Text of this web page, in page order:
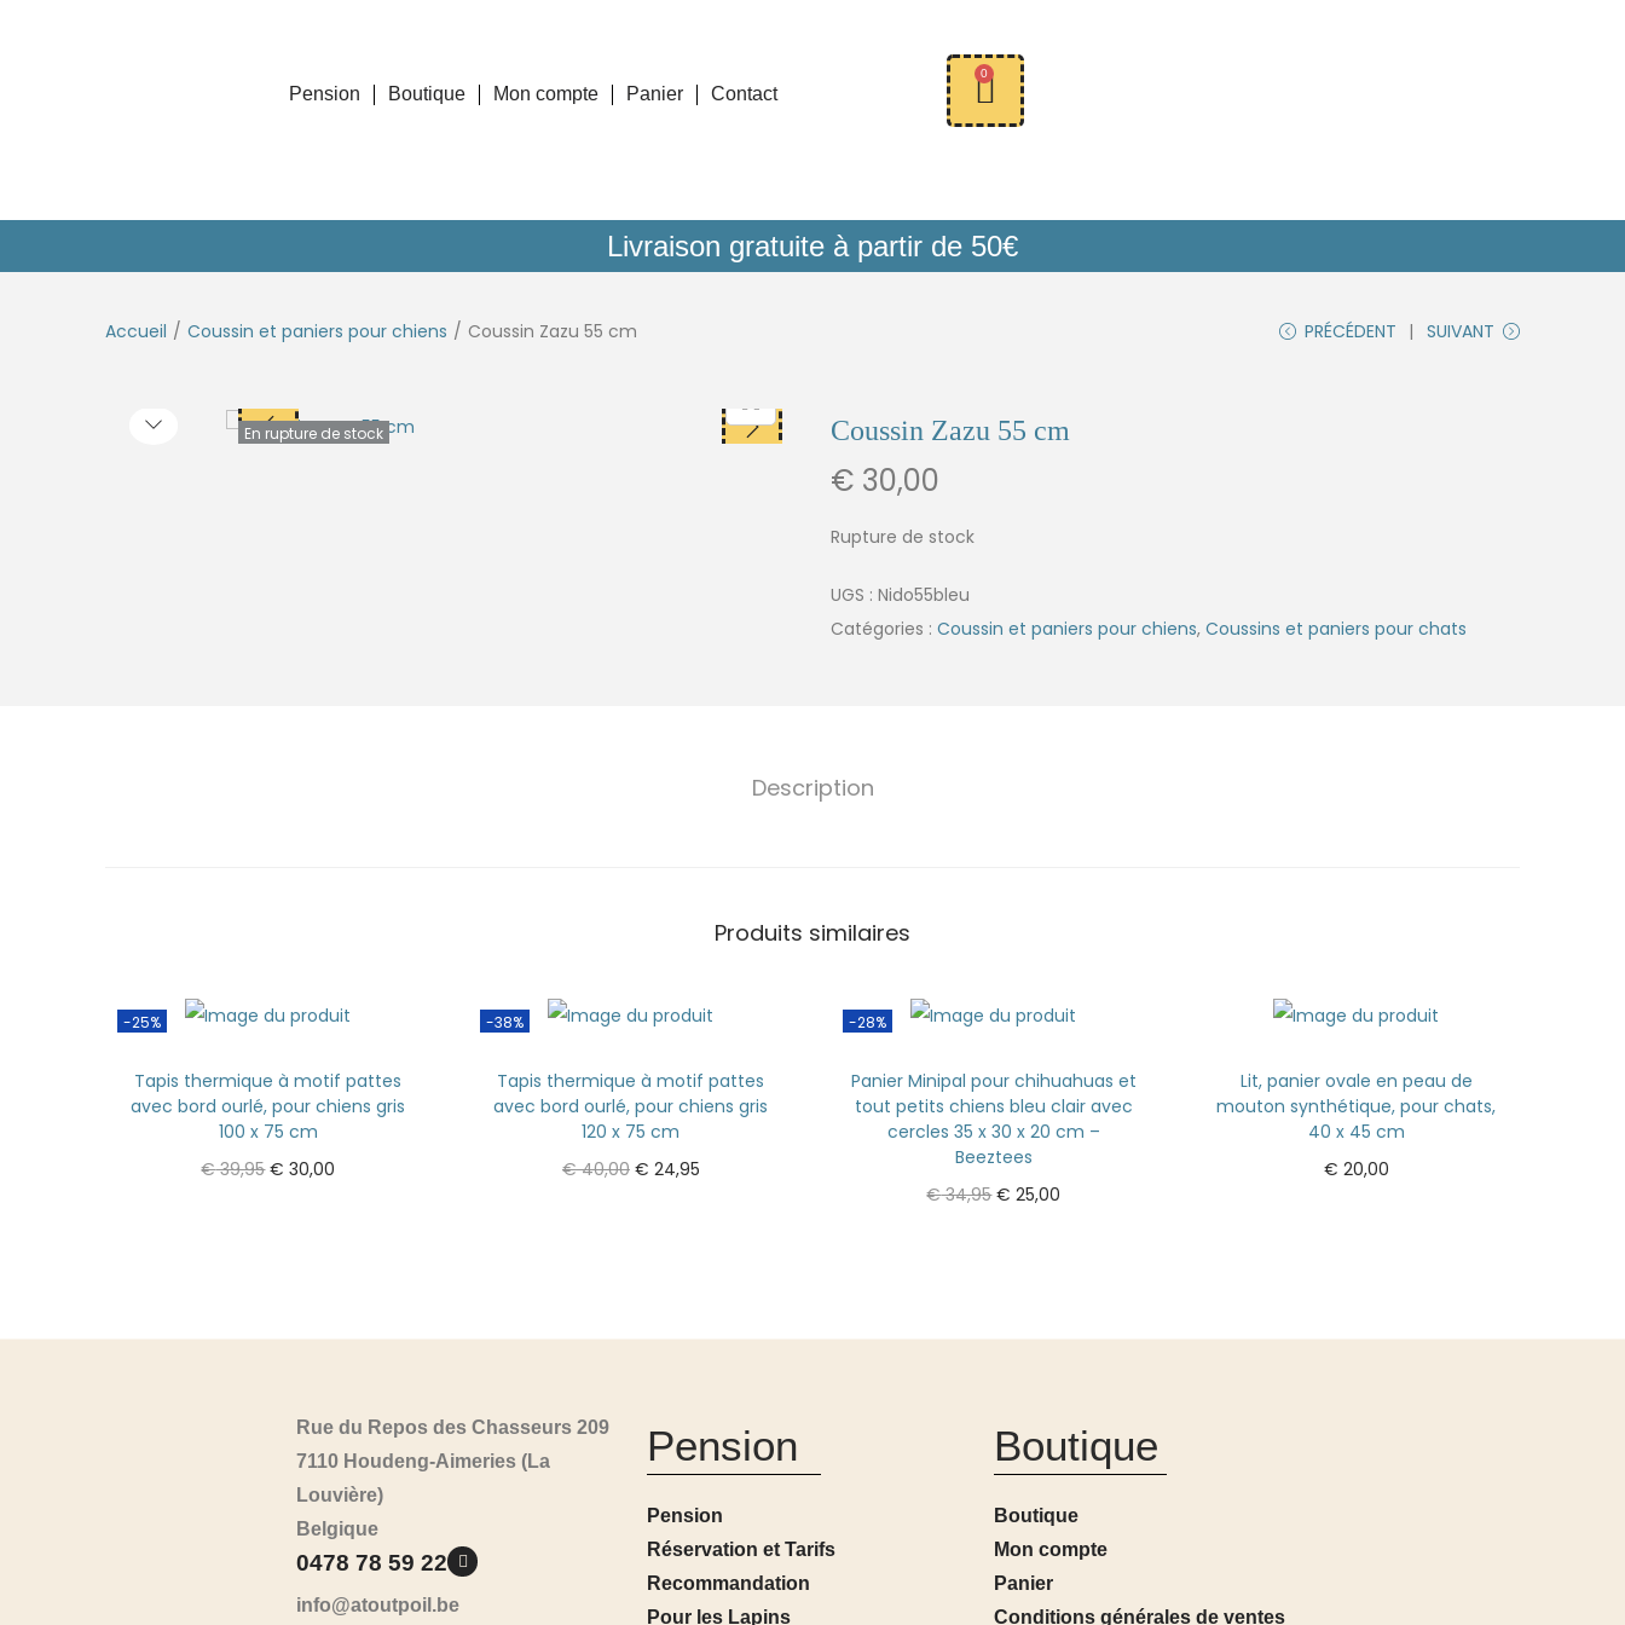
Pension Boutique Mon compte Panier Contact
0
Livraison gratuite à partir de 50€
Accueil / Coussin et paniers pour chiens / Coussin Zazu 55 cm PRÉCÉDENT SUIVANT
En rupture de stock Coussin Zazu 55 cm
€ 30,00
Rupture de stock
UGS : Nido55bleu
Catégories : Coussin et paniers pour chiens, Coussins et paniers pour chats
Description
Produits similaires
-25%
Tapis thermique à motif pattes
avec bord ourlé, pour chiens gris
100 x 75 cm
€39,95 € 30,00
-38%
Tapis thermique à motif pattes
avec bord ourlé, pour chiens gris
120 x 75 cm
€40,00 € 24,95
-28%
Panier Minipal pour chihuahuas et
tout petits chiens bleu clair avec
cercles 35 x 30 x 20 cm –
Beeztees
€34,95 € 25,00
Lit, panier ovale en peau de
mouton synthétique, pour chats,
40 x 45 cm
€ 20,00
Rue du Repos des Chasseurs 209
7110 Houdeng-Aimeries (La
Louvière)
Belgique
0478 78 59 22
info@atoutpoil.be
Pension
Pension
Réservation et Tarifs
Recommandation
Pour les Lapins
Boutique
Boutique
Mon compte
Panier
Conditions générales de ventes